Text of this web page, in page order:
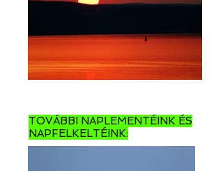
TOVÁBBI NAPLEMENTÉINK ÉS
NAPFELKELTÉINK: